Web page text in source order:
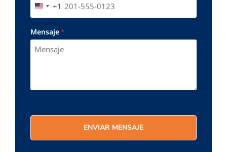
UNITED STATES +1
+1
Mensaje*